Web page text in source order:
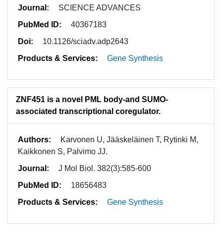
Journal:
SCIENCE ADVANCES
PubMed ID:
40367183
Doi:
10.1126/sciadv.adp2643
Products & Services:
Gene Synthesis
ZNF451 is a novel PML body-and SUMO-
associated transcriptional coregulator.
Authors:
Karvonen U, Jääskeläinen T, Rytinki M,
Kaikkonen S, Palvimo JJ.
Journal:
J Mol Biol. 382(3):585-600
PubMed ID:
18656483
Products & Services:
Gene Synthesis